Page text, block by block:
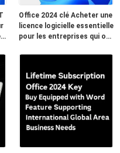
Office 2024 clé Acheter une
licence logicielle essentielle
pour les entreprises qui ont
d'applications bureautiques